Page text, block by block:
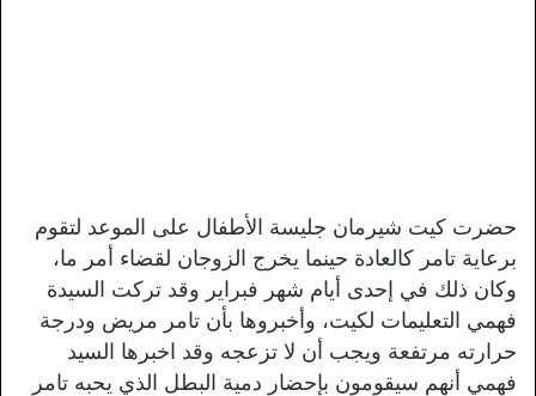
حضرت كيت شيرمان جليسة الأطفال على الموعد لتقوم
برعاية تامر كالعادة حينما يخرج الزوجان لقضاء أمر ما،
وكان ذلك في إحدى أيام شهر فبراير وقد تركت السيدة
فهمي التعليمات لكيت، وأخبروها بأن تامر مريض ودرجة
حرارته مرتفعة ويجب أن لا تزعجه وقد اخبرها السيد
فهمي أنهم سيقومون بإحضار دمية البطل الذي يحبه تامر